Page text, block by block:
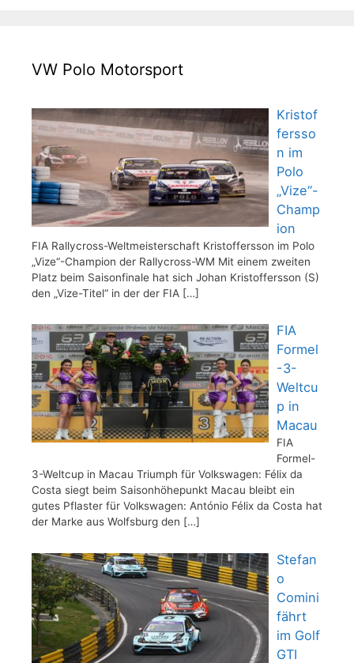
VW Polo Motorsport
Kristof
fersso
n im
Polo
„Vize“-
Champ
ion
FIA Rallycross-Weltmeisterschaft Kristoffersson im Polo
„Vize“-Champion der Rallycross-WM Mit einem zweiten
Platz beim Saisonfinale hat sich Johan Kristoffersson (S)
den „Vize-Titel“ in der der FIA […]
FIA
Formel
-3-
Weltcu
p in
Macau
FIA
Formel-
3-Weltcup in Macau Triumph für Volkswagen: Félix da
Costa siegt beim Saisonhöhepunkt Macau bleibt ein
gutes Pflaster für Volkswagen: António Félix da Costa hat
der Marke aus Wolfsburg den […]
Stefan
o
Comini
fährt
im Golf
GTI